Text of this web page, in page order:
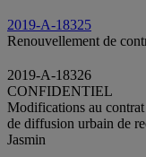
2019-A-18325
Renouvellement de
2019-A-18326
CONFIDENTIEL
Modifications au contrat
de diffusion urbain de
Jasmin